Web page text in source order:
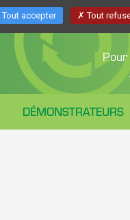
DÉMONSTRATEURS
Tout accepter Tout